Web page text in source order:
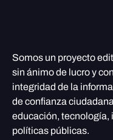
Somos un proyecto
sin ánimo de lucro y
integridad de la
de confianza
educación, tecnología,
políticas públicas.